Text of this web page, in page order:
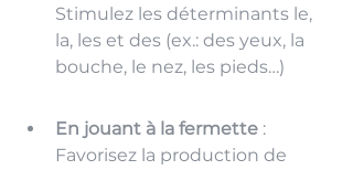
Stimulez les déterminants le,
la, les et des (ex.: des yeux, la
bouche, le nez, les pieds…)
En jouant à la fermette :
Favorisez la production de